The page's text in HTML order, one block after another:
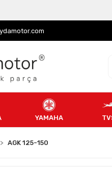
YAMAHA
AGK 125-150